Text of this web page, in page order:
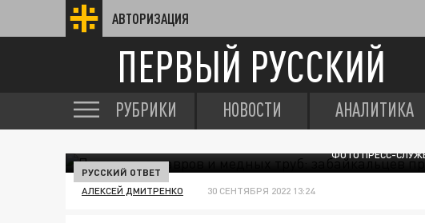
АВТОРИЗАЦИЯ
ПЕРВЫЙ РУССКИЙ
РУБРИКИ НОВОСТИ АНАЛИТИКА
ФОТО ПРЕСС-
РУССКИЙ ОТВЕТ
АЛЕКСЕЙ ДМИТРЕНКО 30 СЕНТЯБРЯ 2022 13:24